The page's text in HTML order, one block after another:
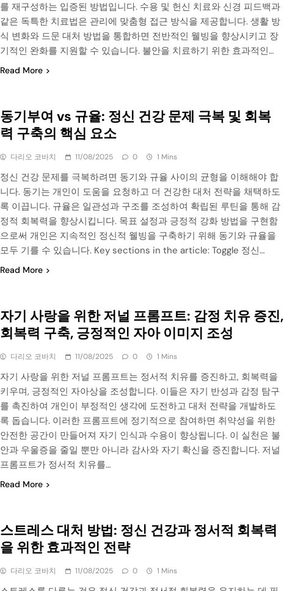
를 재구성하는 입증된 방법입니다. 수용 및 헌신 치료와 신경 피드백과
같은 독특한 치료법은 관리에 맞춤형 접근 방식을 제공합니다. 생활 방
식 변화와 드문 대처 방법을 통합하면 전반적인 웰빙을 향상시키고 장
기적인 완화를 지원할 수 있습니다. 불안을 치료하기 위한 효과적인…
Read More
동기부여 vs 규율: 정신 건강 문제 극복 및 회복
력 구축의 핵심 요소
다리오 코바치 11/08/2025 0 1 Mins
정신 건강 문제를 극복하려면 동기와 규율 사이의 균형을 이해해야 합
니다. 동기는 개인이 도움을 요청하고 더 건강한 대처 전략을 채택하도
록 이끕니다. 규율은 일관성과 구조를 조성하여 확립된 루틴을 통해 감
정적 회복력을 향상시킵니다. 목표 설정과 긍정적 강화 방법을 구현함
으로써 개인은 지속적인 정신적 웰빙을 구축하기 위해 동기와 규율을
모두 기를 수 있습니다. Key sections in the article: Toggle 정신…
Read More
자기 사랑을 위한 저널 프롬프트: 감정 치유 증진,
회복력 구축, 긍정적인 자아 이미지 조성
다리오 코바치 11/08/2025 0 1 Mins
자기 사랑을 위한 저널 프롬프트는 정서적 치유를 증진하고, 회복력을
키우며, 긍정적인 자아상을 조성합니다. 이들은 자기 반성과 감정 탐구
를 촉진하여 개인이 부정적인 생각에 도전하고 대처 전략을 개발하도
록 돕습니다. 이러한 프롬프트에 정기적으로 참여하면 취약성을 위한
안전한 공간이 만들어져 자기 인식과 수용이 향상됩니다. 이 실천은 불
안과 우울증을 줄일 뿐만 아니라 감사와 자기 확신을 증진합니다. 저널
프롬프트가 정서적 치유를…
Read More
스트레스 대처 방법: 정신 건강과 정서적 회복력
을 위한 효과적인 전략
다리오 코바치 11/08/2025 0 1 Mins